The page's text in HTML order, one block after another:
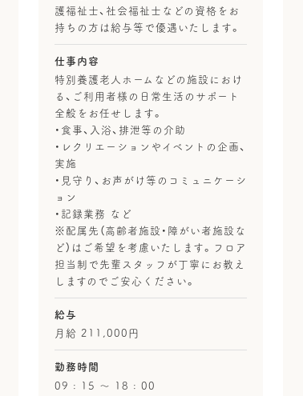
護福祉士、社会福祉士などの資格をお
持ちの方は給与等で優遇いたします。
仕事内容
特別養護老人ホームなどの施設におけ
る、ご利用者様の日常生活のサポート
全般をお任せします。
・食事、入浴、排泄等の介助
・レクリエーションやイベントの企画、
実施
・見守り、お声がけ等のコミュニケーシ
ョン
・記録業務 など
※配属先（高齢者施設・障がい者施設な
ど）はご希望を考慮いたします。フロア
担当制で先輩スタッフが丁寧にお教え
しますのでご安心ください。
給与
月給 211,000円
勤務時間
09 : 15 〜 18 : 00